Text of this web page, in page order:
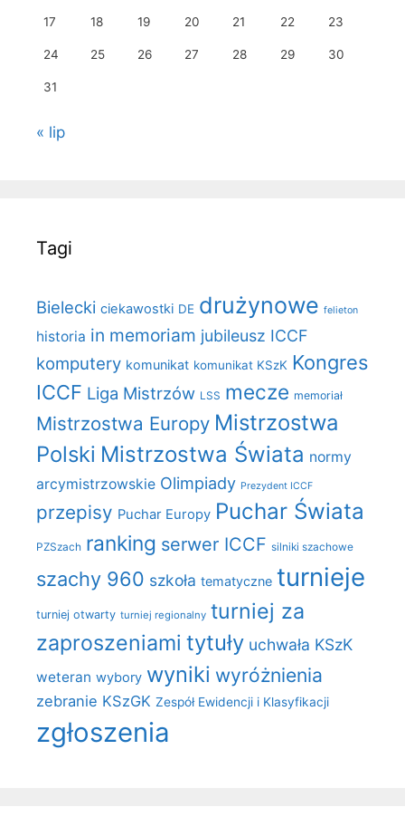
17 18 19 20 21 22 23
24 25 26 27 28 29 30
31
« lip
Tagi
Bielecki ciekawostki DE drużynowe felieton
historia in memoriam jubileusz ICCF
komputery komunikat komunikat KSzK Kongres
ICCF Liga Mistrzów LSS mecze memoriał
Mistrzostwa Europy Mistrzostwa
Polski Mistrzostwa Świata normy
arcymistrzowskie Olimpiady Prezydent ICCF
przepisy Puchar Europy Puchar Świata
PZSzach ranking serwer ICCF silniki szachowe
szachy 960 szkoła tematyczne turnieje
turniej otwarty turniej regionalny turniej za
zaproszeniami tytuły uchwała KSzK
weteran wybory wyniki wyróżnienia
zebranie KSzGK Zespół Ewidencji i Klasyfikacji
zgłoszenia